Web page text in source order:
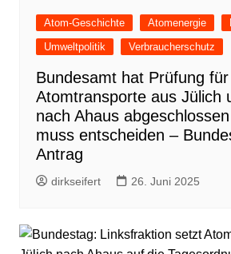
Atom-Geschichte Atomenergie
Umweltpolitik
Verbraucherschutz
Bundesamt hat Prüfung für
Atomtransporte aus Jülich
nach Ahaus
muss entscheiden –
Antrag
dirkseifert 26. Juni 2025